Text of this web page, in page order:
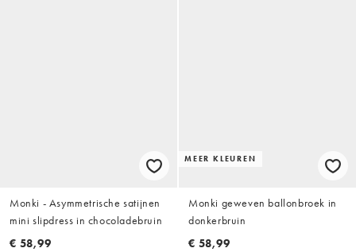
Monki - Asymmetrische satijnen
mini slipdress in chocoladebruin
€ 58,99
MEER KLEUREN
Monki geweven ballonbroek in
donkerbruin
€ 58,99